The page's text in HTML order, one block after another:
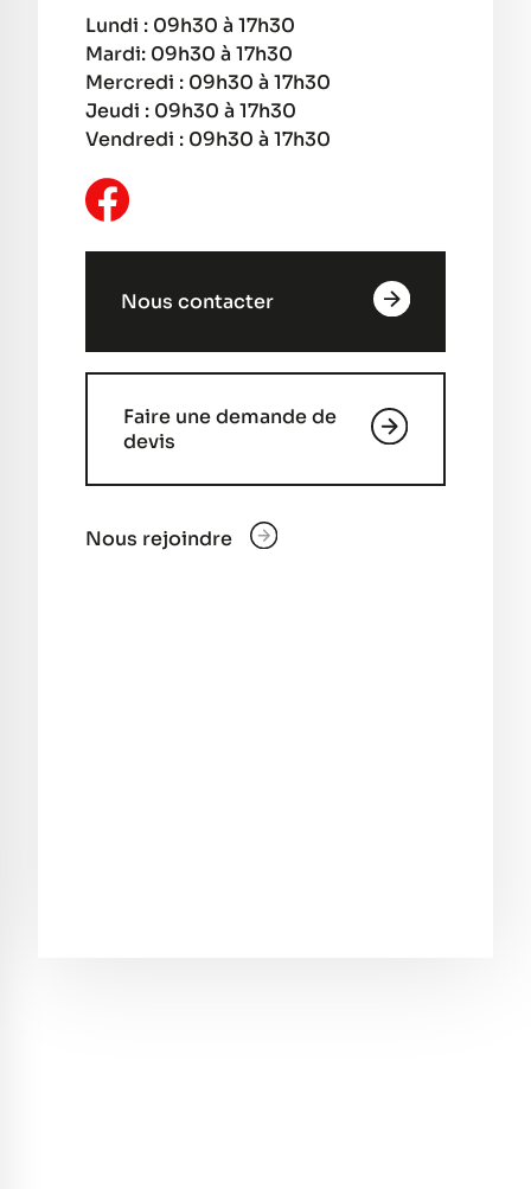
Lundi : 09h30 à 17h30
Mardi: 09h30 à 17h30
Mercredi : 09h30 à 17h30
Jeudi : 09h30 à 17h30
Vendredi : 09h30 à 17h30
Nous contacter
Faire une demande de
devis
Nous rejoindre